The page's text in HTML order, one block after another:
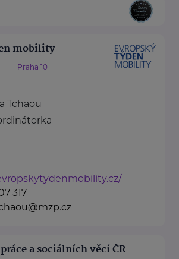
mobility
Praha 10
Tchaou
317
a sociálních věcí ČR